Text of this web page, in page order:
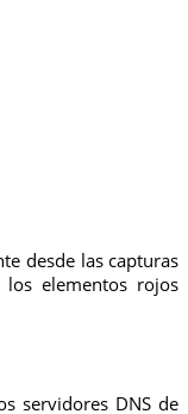
desde las capturas
elementos rojos
servidores DNS de